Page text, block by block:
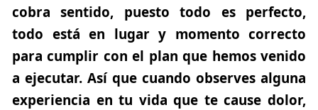
cobra sentido, puesto todo es perfecto,
todo está en lugar y momento correcto
para cumplir con el plan que hemos venido
a ejecutar. Así que cuando observes alguna
experiencia en tu vida que te cause dolor,